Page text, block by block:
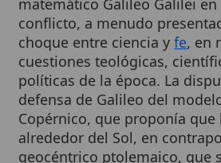
cuestiones teológicas,
políticas de la época. La disputa
defensa de Galileo del modelo
Copérnico, que proponía que la
alrededor del Sol, en
geocéntrico ptolemaico, que
Tierra era el centro del universo
visión comúnmente aceptada y
respaldada por una